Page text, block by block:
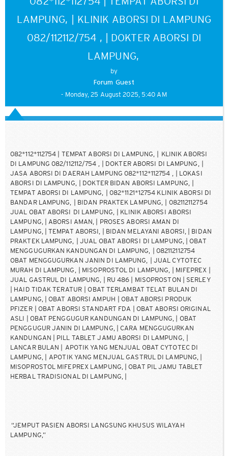
LAMPUNG, | KLINIK ABORSI DI LAMPUNG
082/112112/754 , | DOKTER ABORSI DI
LAMPUNG,
by
Forum Guest
- Monday, 25 August 2025, 5:40 AM
082*112*112754 | TEMPAT ABORSI DI LAMPUNG, | KLINIK ABORSI
DI LAMPUNG 082/112112/754 , | DOKTER ABORSI DI LAMPUNG, |
JASA ABORSI DI DAERAH LAMPUNG 082*112*112754 , | LOKASI
ABORSI DI LAMPUNG, | DOKTER BIDAN ABORSI LAMPUNG, |
TEMPAT ABORSI DI LAMPUNG, | 082*1121*12754 KLINIK ABORSI DI
BANDAR LAMPUNG, | BIDAN PRAKTEK LAMPUNG, | 082112112754
JUAL OBAT ABORSI DI LAMPUNG, | KLINIK ABORSI ABORSI
LAMPUNG, | ABORSI AMAN, | PROSES ABORSI AMAN DI
LAMPUNG, | TEMPAT ABORSI, | BIDAN MELAYANI ABORSI, | BIDAN
PRAKTEK LAMPUNG, | JUAL OBAT ABORSI DI LAMPUNG, | OBAT
MENGGUGURKAN KANDUNGAN DI LAMPUNG, | 082112112754
OBAT MENGGUGURKAN JANIN DI LAMPUNG, | JUAL CYTOTEC
MURAH DI LAMPUNG, | MISOPROSTOL DI LAMPUNG, | MIFEPREX |
JUAL GASTRUL DI LAMPUNG, | RU 486 | MISOPROSTON | SERLEY
| HAID TIDAK TERATUR | OBAT TERLAMBAT TELAT BULAN DI
LAMPUNG, | OBAT ABORSI AMPUH | OBAT ABORSI PRODUK
PFIZER | OBAT ABORSI STANDART FDA | OBAT ABORSI ORIGINAL
ASLI | OBAT PENGGUGUR KANDUNGAN DI LAMPUNG, | OBAT
PENGGUGUR JANIN DI LAMPUNG, | CARA MENGGUGURKAN
KANDUNGAN | PILL TABLET JAMU ABORSI DI LAMPUNG, |
LANCAR BULAN | APOTIK YANG MENJUAL OBAT CYTOTEC DI
LAMPUNG, | APOTIK YANG MENJUAL GASTRUL DI LAMPUNG, |
MISOPROSTOL MIFEPREX LAMPUNG, | OBAT PIL JAMU TABLET
HERBAL TRADISIONAL DI LAMPUNG, |
“JEMPUT PASIEN ABORSI LANGSUNG KHUSUS WILAYAH
LAMPUNG,”